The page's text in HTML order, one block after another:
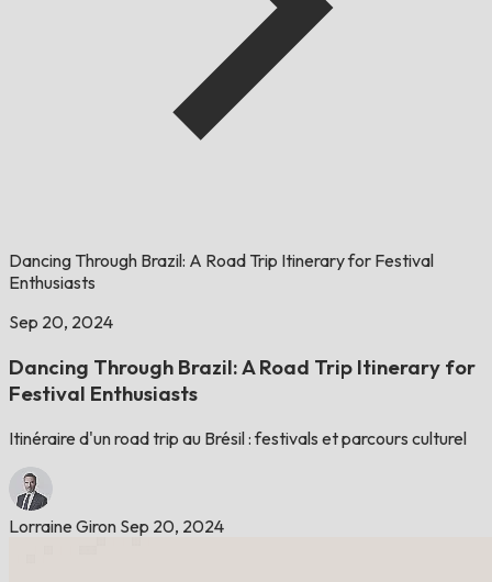
Dancing Through Brazil: A Road Trip Itinerary for Festival
Enthusiasts
Sep 20, 2024
Dancing Through Brazil: A Road Trip Itinerary for
Festival Enthusiasts
Itinéraire d'un road trip au Brésil : festivals et parcours culturel
Lorraine Giron Sep 20, 2024